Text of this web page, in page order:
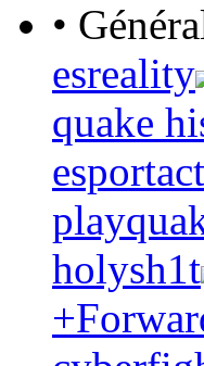
•
esreality
quake
holysh1t